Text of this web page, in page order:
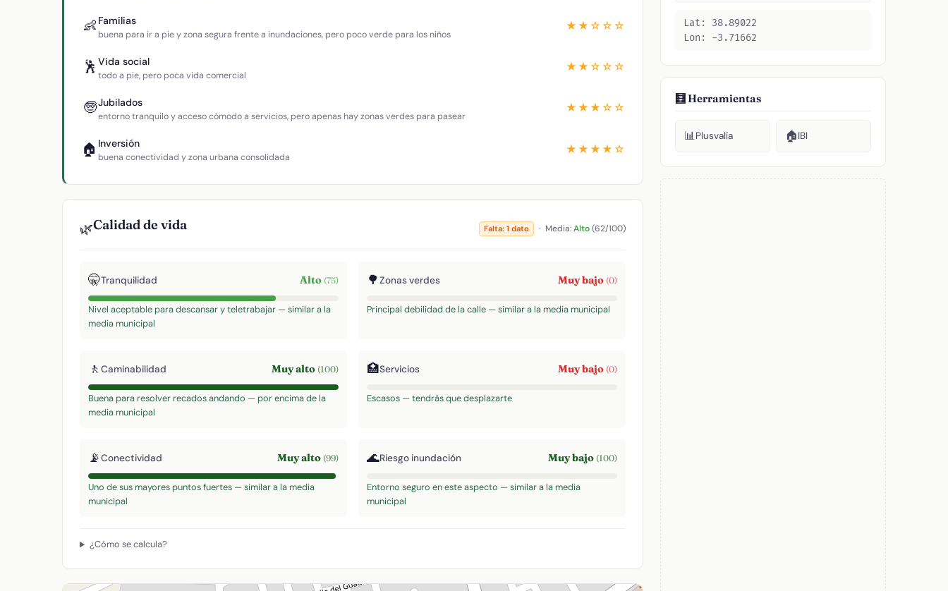
👶 Familias
buena para ir a pie y zona segura frente a inundaciones, pero poco verde para los niños
★★☆☆☆
🕺 Vida social
todo a pie, pero poca vida comercial
★★☆☆☆
🧓Jubilados
entorno tranquilo y acceso cómodo a servicios, pero apenas hay zonas verdes para pasear
★★★☆☆
🏠 Inversión
buena conectividad y zona urbana consolidada
★★★★☆
🌿Calidad de vida Falta: 1 dato · Media:Alto(62/100)
🤫Tranquilidad Alto (75)
Nivel aceptable para descansar y teletrabajar — similar a la
media municipal
🌳Zonas verdes Muy bajo (0)
Principal debilidad de la calle — similar a la media municipal
🚶 Caminabilidad Muy alto (100)
Buena para resolver recados andando — por encima de la
media municipal
🏥Servicios Muy bajo (0)
Escasos — tendrás que desplazarte
📡Conectividad Muy alto (99)
Uno de sus mayores puntos fuertes — similar a la media
municipal
🌊Riesgo inundación Muy bajo (100)
Entorno seguro en este aspecto — similar a la media
municipal
¿Cómo se calcula?
Lat: 38.89022
Lon: -3.71662
🧮 Herramientas
📊Plusvalía 🏠IBI